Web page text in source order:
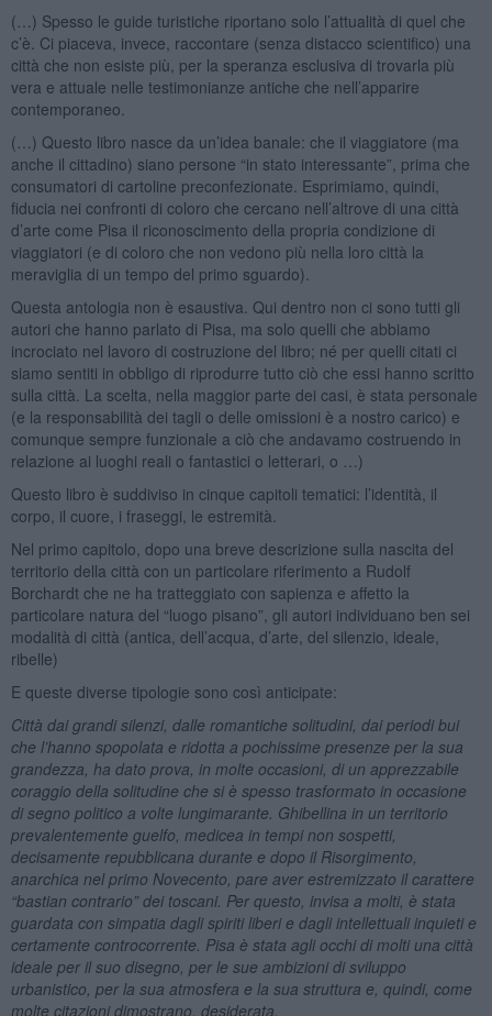
(…) Spesso le guide turistiche riportano solo l’attualità di quel che
c’è. Ci piaceva, invece, raccontare (senza distacco scientifico) una
città che non esiste più, per la speranza esclusiva di trovarla più
vera e attuale nelle testimonianze antiche che nell’apparire
contemporaneo.
(…) Questo libro nasce da un’idea banale: che il viaggiatore (ma
anche il cittadino) siano persone “in stato interessante”, prima che
consumatori di cartoline preconfezionate. Esprimiamo, quindi,
fiducia nei confronti di coloro che cercano nell’altrove di una città
d’arte come Pisa il riconoscimento della propria condizione di
viaggiatori (e di coloro che non vedono più nella loro città la
meraviglia di un tempo del primo sguardo).
Questa antologia non è esaustiva. Qui dentro non ci sono tutti gli
autori che hanno parlato di Pisa, ma solo quelli che abbiamo
incrociato nel lavoro di costruzione del libro; né per quelli citati ci
siamo sentiti in obbligo di riprodurre tutto ciò che essi hanno scritto
sulla città. La scelta, nella maggior parte dei casi, è stata personale
(e la responsabilità dei tagli o delle omissioni è a nostro carico) e
comunque sempre funzionale a ciò che andavamo costruendo in
relazione ai luoghi reali o fantastici o letterari, o …)
Questo libro è suddiviso in cinque capitoli tematici: l’identità, il
corpo, il cuore, i fraseggi, le estremità.
Nel primo capitolo, dopo una breve descrizione sulla nascita del
territorio della città con un particolare riferimento a Rudolf
Borchardt che ne ha tratteggiato con sapienza e affetto la
particolare natura del “luogo pisano”, gli autori individuano ben sei
modalità di città (antica, dell’acqua, d’arte, del silenzio, ideale,
ribelle)
E queste diverse tipologie sono così anticipate:
Città dai grandi silenzi, dalle romantiche solitudini, dai periodi bui
che l’hanno spopolata e ridotta a pochissime presenze per la sua
grandezza, ha dato prova, in molte occasioni, di un apprezzabile
coraggio della solitudine che si è spesso trasformato in occasione
di segno politico a volte lungimarante. Ghibellina in un territorio
prevalentemente guelfo, medicea in tempi non sospetti,
decisamente repubblicana durante e dopo il Risorgimento,
anarchica nel primo Novecento, pare aver estremizzato il carattere
“bastian contrario” dei toscani. Per questo, invisa a molti, è stata
guardata con simpatia dagli spiriti liberi e dagli intellettuali inquieti e
certamente controcorrente. Pisa è stata agli occhi di molti una città
ideale per il suo disegno, per le sue ambizioni di sviluppo
urbanistico, per la sua atmosfera e la sua struttura e, quindi, come
molte citazioni dimostrano, desiderata.